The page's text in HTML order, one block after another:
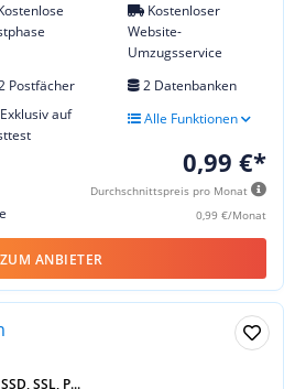
Kostenloser
Website-
Umzugsservice
Postfächer
2 Datenbanken
auf
Alle Funktionen
0,99 €*
Durchschnittspreis pro Monat
0,99 €/Monat
ZUM ANBIETER
SSL, P...